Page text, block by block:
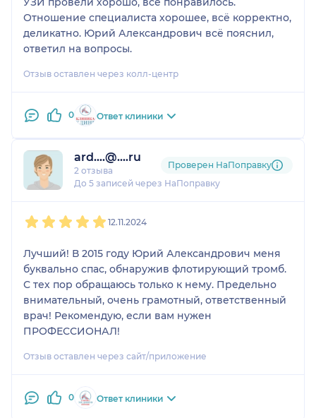
Отношение специалиста хорошее, всё корректно,
деликатно. Юрий Александрович всё пояснил,
ответил на вопросы.
Отзыв оставлен через колл-центр
0 Ответ клиники
ard....@....ru
2 отзыва
До 5 записей через НаПоправку
Проверен НаПоправку
12.11.2024
Лучший! В 2015 году Юрий Александрович меня
буквально спас, обнаружив флотирующий тромб.
С тех пор обращаюсь только к нему. Предельно
внимательный, очень грамотный, ответственный
врач! Рекомендую, если вам нужен
ПРОФЕССИОНАЛ!
Отзыв оставлен через сайт/приложение
0 Ответ клиники